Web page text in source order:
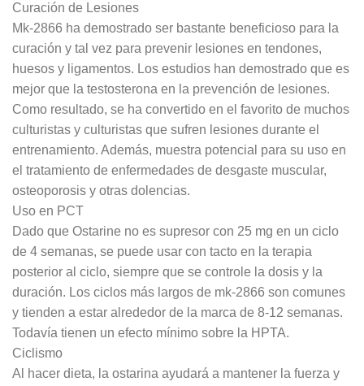
Curación de Lesiones
Mk-2866 ha demostrado ser bastante beneficioso para la
curación y tal vez para prevenir lesiones en tendones,
huesos y ligamentos. Los estudios han demostrado que es
mejor que la testosterona en la prevención de lesiones.
Como resultado, se ha convertido en el favorito de muchos
culturistas y culturistas que sufren lesiones durante el
entrenamiento. Además, muestra potencial para su uso en
el tratamiento de enfermedades de desgaste muscular,
osteoporosis y otras dolencias.
Uso en PCT
Dado que Ostarine no es supresor con 25 mg en un ciclo
de 4 semanas, se puede usar con tacto en la terapia
posterior al ciclo, siempre que se controle la dosis y la
duración. Los ciclos más largos de mk-2866 son comunes
y tienden a estar alrededor de la marca de 8-12 semanas.
Todavía tienen un efecto mínimo sobre la HPTA.
Ciclismo
Al hacer dieta, la ostarina ayudará a mantener la fuerza y ​​